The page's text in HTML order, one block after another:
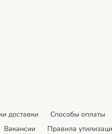
Method
Shipping Method
доставки Cпособы оплаты
Вакансии Правила